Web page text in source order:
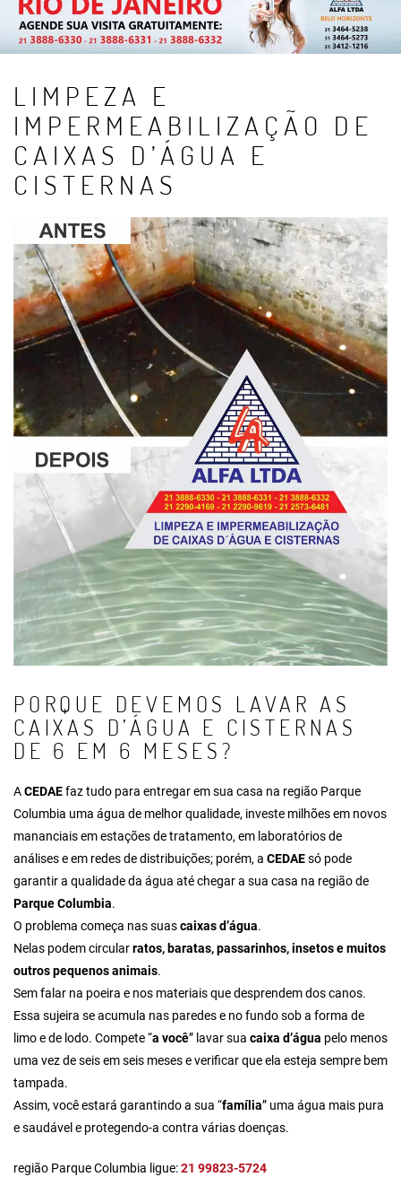
LIMPEZA E
IMPERMEABILIZAÇÃO DE
CAIXAS D’ÁGUA E
CISTERNAS
PORQUE DEVEMOS LAVAR AS
CAIXAS D’ÁGUA E CISTERNAS
DE 6 EM 6 MESES?
ACEDAEfaz tudo para entregar em sua casa na região Parque
Columbia uma água de melhor qualidade, investe milhões em novos
mananciais em estações de tratamento, em laboratórios de
análises e em redes de distribuições; porém, a CEDAEsó pode
garantir a qualidade da água até chegar a sua casa na região de
Parque Columbia.
O problema começa nas suascaixas d’água.
Nelas podem circularratos, baratas, passarinhos, insetos e muitos
outros pequenos animais.
Sem falar na poeira e nos materiais que desprendem dos canos.
Essa sujeira se acumula nas paredes e no fundo sob a forma de
limo e de lodo. Compete “a você” lavar sua caixa d’água pelo menos
uma vez de seis em seis meses e verificar que ela esteja sempre bem
tampada.
Assim, você estará garantindo a sua “família” uma água mais pura
e saudável e protegendo-a contra várias doenças.
região Parque Columbia ligue:21 99823-5724